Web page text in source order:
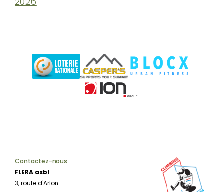
Contactez-nous
FLERA asbl
3, route d'Arlon